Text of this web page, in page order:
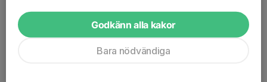
· Påbörja renovering av bla aktivitetshallens passage
mellan klubbhus & aktivitetshall.
Godkänn alla kakor
Bara nödvändiga